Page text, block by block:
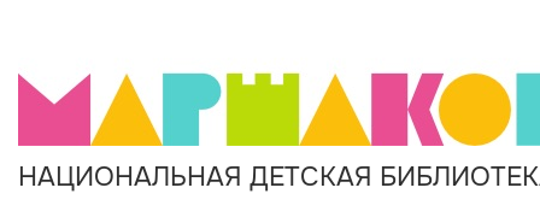
НАЦИОНАЛЬНАЯ ДЕТСКАЯ